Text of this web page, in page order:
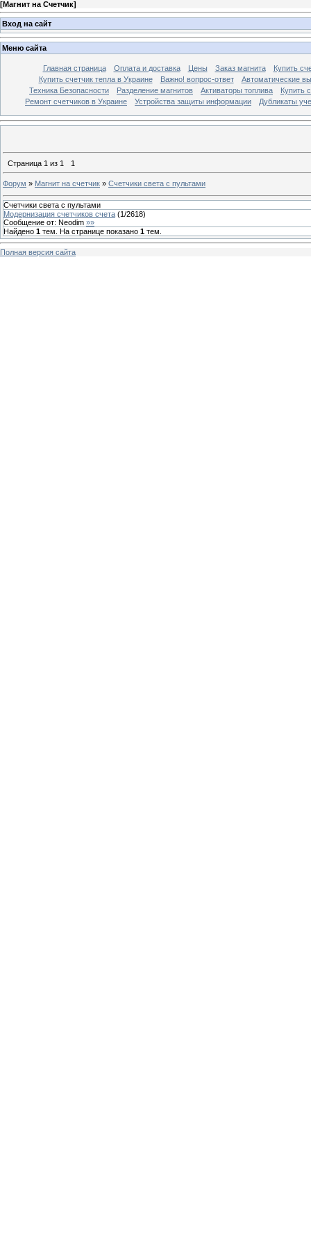
[Магнит на Счетчик]
Вход на сайт
Меню сайта
Главная страница Оплата и доставка Цены Заказ магнита
Купить
Купить счетчик тепла в Украине
Важно! вопрос-ответ
Автоматические
Техника Безопасности
Разделение магнитов Активаторы топлива
Купить
Ремонт счетчиков в Украине
Устройства защиты информации Дубликаты
Страница 1 из 1 1
Форум » Магнит на счетчик » Счетчики света с пультами
Счетчики света с пультами
Модернизация счетчиков счета (1/2618)
Сообщение от: Neodim »»
Найдено 1 тем. На странице показано 1 тем.
Полная версия сайта